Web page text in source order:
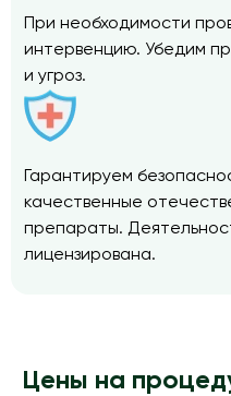
При необходимости
интервенцию. Убедим
и угроз.
Гарантируем
качественные
препараты.
лицензирована.
Цены на